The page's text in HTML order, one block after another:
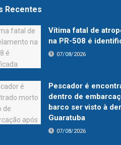
Recentes
Vítima fatal de
na PR-508 é
07/08/2026
Pescador é
dentro de
barco ser visto à
Guaratuba
07/08/2026